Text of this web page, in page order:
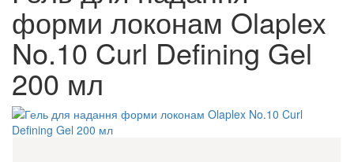
форми локонам Olaplex
No.10 Curl Defining Gel
200 мл